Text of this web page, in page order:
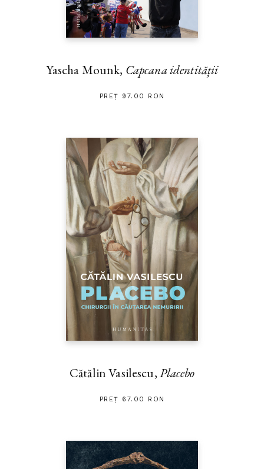
Yascha Mounk, Capcana identității
PREȚ 97.00 RON
Cătălin Vasilescu,Placebo
PREȚ 67.00 RON